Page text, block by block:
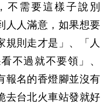
不需要這樣子說別
人人滿意，如果想要
規則走才是」、「人
不過就不要領」、
報名的香燈腳並沒有
去台北火車站發就好